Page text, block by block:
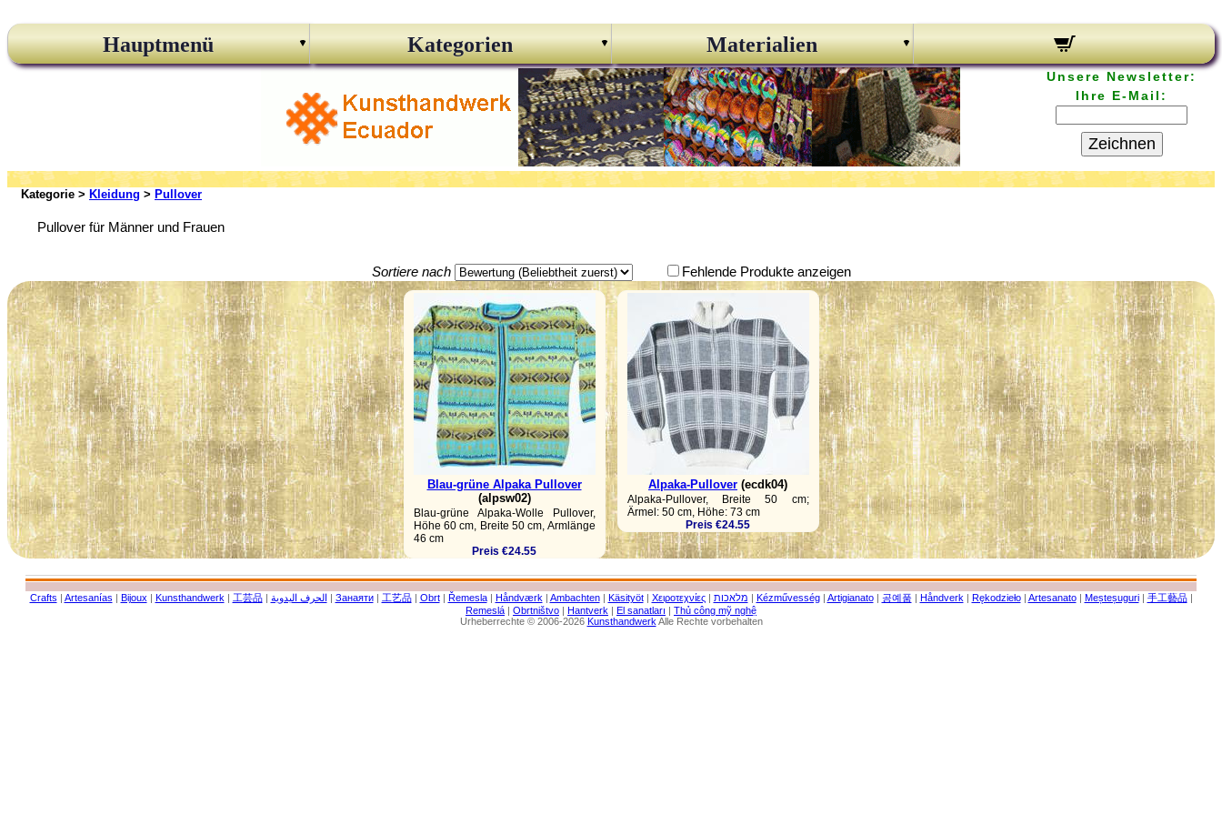
Hauptmenü Kategorien Materialien
Unsere Newsletter:
Ihre E-Mail:
Zeichnen
Kategorie > Kleidung > Pullover
Pullover für Männer und Frauen
Sortiere nach Fehlende Produkte anzeigen
Blau-grüne Alpaka Pullover
(alpsw02)
Blau-grüne Alpaka-Wolle Pullover,
Höhe 60 cm, Breite 50 cm, Armlänge
46 cm
Preis €24.55
Alpaka-Pullover (ecdk04)
Alpaka-Pullover, Breite 50 cm;
Ärmel: 50 cm, Höhe: 73 cm
Preis €24.55
Crafts | Artesanías | Bijoux | Kunsthandwerk | 工芸品| الحرف اليدوية | Занаяти| 工艺品| Obrt| Řemesla| Håndværk | Ambachten| Käsityöt| Χειροτεχνίες| מלאכות | Kézművesség| Artigianato| 공예품 | Håndverk | Rękodzieło| Artesanato| Meșteșuguri| 手工藝品|
Remeslá | Obrtništvo | Hantverk | El sanatları | Thủ công mỹ nghệ
Urheberrechte © 2006-2026 Kunsthandwerk Alle Rechte vorbehalten